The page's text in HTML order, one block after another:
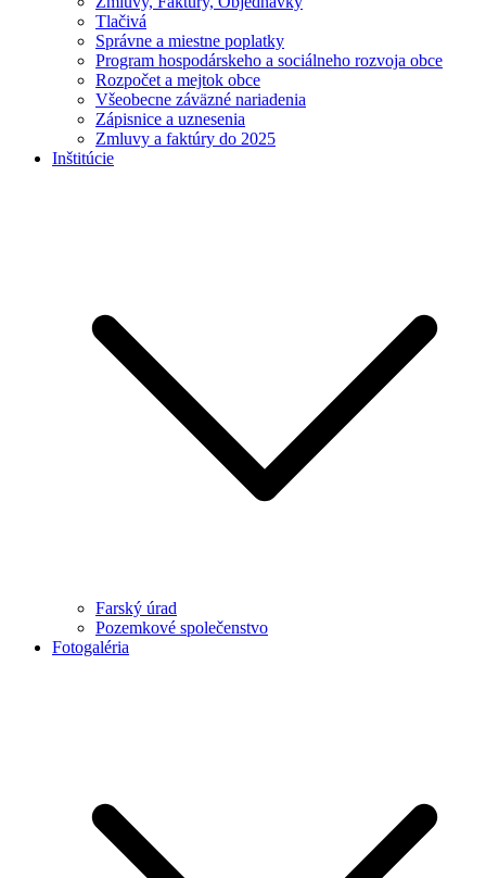
Tlačivá
Správne a miestne poplatky
Program hospodárskeho a sociálneho rozvoja obce
Rozpočet a mejtok obce
Všeobecne záväzné nariadenia
Zápisnice a uznesenia
Zmluvy a faktúry do 2025
Inštitúcie
Farský úrad
Pozemkové společenstvo
Fotogaléria